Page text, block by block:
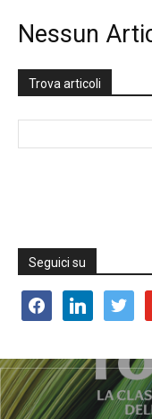
Nessun
Trova articoli
Seguici su
facebooklinkedin twitter